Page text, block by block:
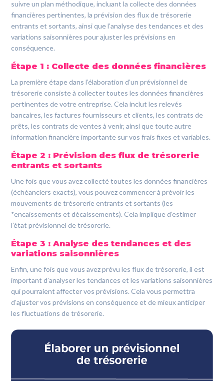
suivre un plan méthodique, incluant la collecte des données
financières pertinentes, la prévision des flux de trésorerie
entrants et sortants, ainsi que l’analyse des tendances et des
variations saisonnières pour ajuster les prévisions en
conséquence.
Étape 1 : Collecte des données financières
La première étape dans l’élaboration d’un prévisionnel de
trésorerie consiste à collecter toutes les données financières
pertinentes de votre entreprise. Cela inclut les relevés
bancaires, les factures fournisseurs et clients, les contrats de
prêts, les contrats de ventes à venir, ainsi que toute autre
information financière importante sur vos frais fixes et variables.
Étape 2 : Prévision des flux de trésorerie
entrants et sortants
Une fois que vous avez collecté toutes les données financières
(échéanciers exacts), vous pouvez commencer à prévoir les
mouvements de trésorerie entrants et sortants (les
*encaissements et décaissements). Cela implique d’estimer
l’état prévisionnel de trésorerie.
Étape 3 : Analyse des tendances et des
variations saisonnières
Enfin, une fois que vous avez prévu les flux de trésorerie, il est
important d’analyser les tendances et les variations saisonnières
qui pourraient affecter vos prévisions. Cela vous permettra
d’ajuster vos prévisions en conséquence et de mieux anticiper
les fluctuations de trésorerie.